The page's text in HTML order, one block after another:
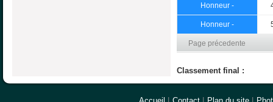
Honneur -
Honneur -
Page précedente
Classement final :